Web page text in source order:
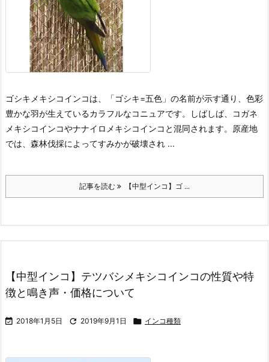
ゴシキメキシコインコは、「ゴシキ=五色」の名前が示す通り、色彩
豊かな羽が生えているカラフルなコニュアです。しばしば、コガネ
メキシコインコやナナイロメキシコインコと混同されます。
原産地
では、森林伐採によってすみかが破壊され ...
記事を読む 【中型インコ】ゴ ...
【中型インコ】テツバシメキシコインコの性質や特
徴と鳴き声・価格について
 2018年1月5日  2019年9月1日  インコ種類